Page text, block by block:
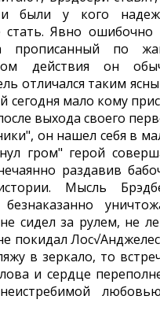
были у кого
Явно ошибочно
прописанный по
действия он
отличался таким
сегодня мало кому
выхода своего
он нашел себя в
гром" герой
раздавив
Мысль
сидел за рулем, не
покидал
в зеркало, то
и сердце